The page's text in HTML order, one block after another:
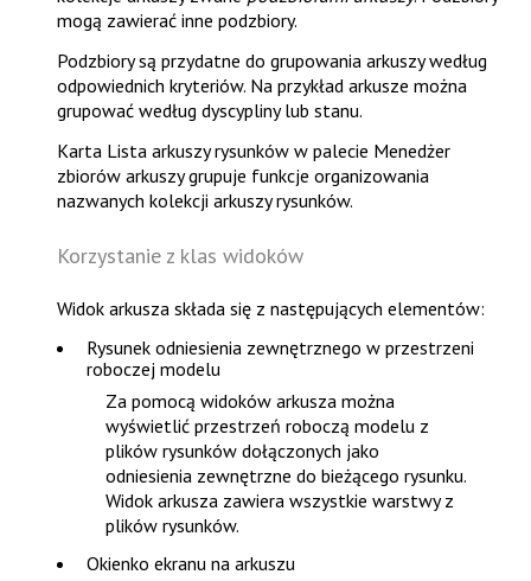
mogą zawierać inne podzbiory.
Podzbiory są przydatne do grupowania arkuszy według
odpowiednich kryteriów. Na przykład arkusze można
grupować według dyscypliny lub stanu.
Karta Lista arkuszy rysunków w palecie Menedżer
zbiorów arkuszygrupuje funkcje organizowania
nazwanych kolekcji arkuszy rysunków.
Korzystanie z klas widoków
Widok arkusza składa się z następujących elementów:
Rysunek odniesienia zewnętrznego w przestrzeni
roboczej modelu
Za pomocą widoków arkusza można
wyświetlić przestrzeń roboczą modelu z
plików rysunków dołączonych jako
odniesienia zewnętrzne do bieżącego rysunku.
Widok arkusza zawiera wszystkie warstwy z
plików rysunków.
Okienko ekranu na arkuszu